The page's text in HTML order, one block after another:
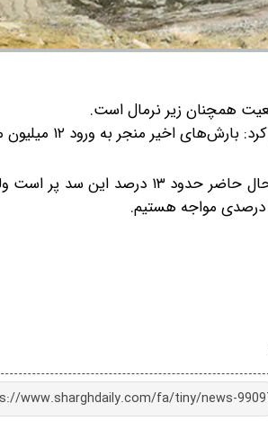
همچنین وی بیان کرد:
نجفیان اذعان داشت: با رشد بیش از ۵۰ درصدی حجم سد نسبت به اسفندماه، در حال